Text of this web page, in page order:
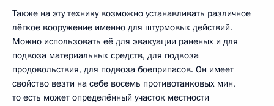
Также на эту технику возможно устанавливать различное
лёгкое вооружение именно для штурмовых действий.
Можно использовать её для эвакуации раненых и для
подвоза материальных средств, для подвоза
продовольствия, для подвоза боеприпасов. Он имеет
свойство везти на себе восемь противотанковых мин,
то есть может определённый участок местности